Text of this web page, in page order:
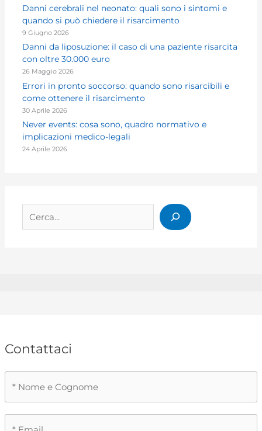
Danni cerebrali nel neonato: quali sono i sintomi e
quando si può chiedere il risarcimento
9 Giugno 2026
Danni da liposuzione: il caso di una paziente risarcita
con oltre 30.000 euro
26 Maggio 2026
Errori in pronto soccorso: quando sono risarcibili e
come ottenere il risarcimento
30 Aprile 2026
Never events: cosa sono, quadro normativo e
implicazioni medico-legali
24 Aprile 2026
Contattaci